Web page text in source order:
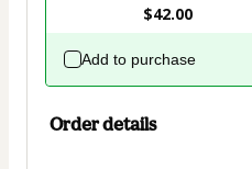
$42.00
Add to purchase
Order details